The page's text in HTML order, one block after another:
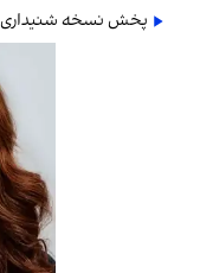
پخش نسخه شنیداری